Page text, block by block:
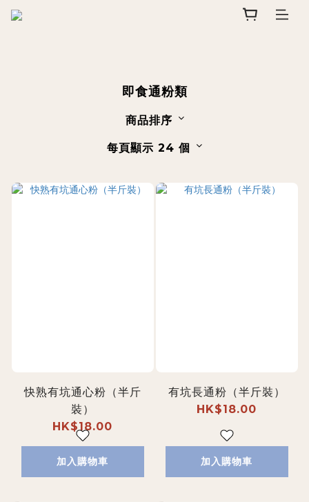
即食通粉類
商品排序
每頁顯示 24 個
快熟有坑通心粉（半斤
裝）
HK$18.00
加入購物車
有坑長通粉（半斤裝）
HK$18.00
加入購物車